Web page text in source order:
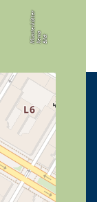
Bil
d:
X
e
ni
aM
ü
n
s
te
r
k
ö
t
t
e
r